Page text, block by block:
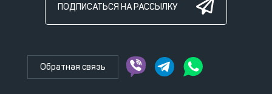
ПОДПИСАТЬСЯ НА РАССЫЛКУ
Обратная связь